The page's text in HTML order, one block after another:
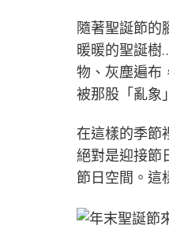
隨著聖誕節的
暖暖的聖誕樹
物、灰塵遍布
被那股「亂象
在這樣的季節
絕對是迎接節
節日空間。這